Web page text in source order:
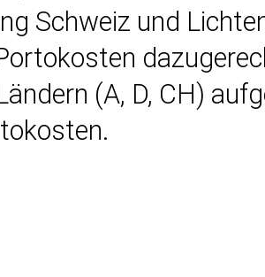
Schweiz und
(A, D, CH)